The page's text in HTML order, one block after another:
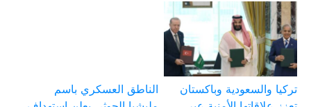
تركيا والسعودية وباكستان
الناطق العسكري باسم